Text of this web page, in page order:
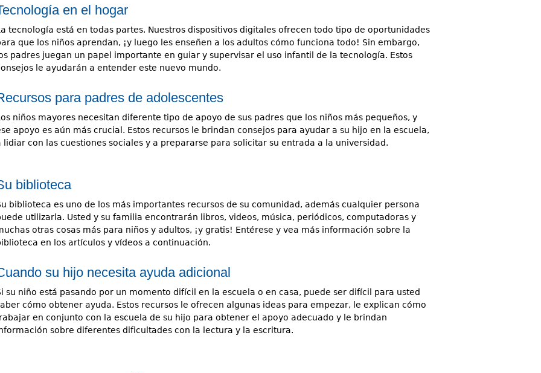
en el hogar
tecnología está en todas partes. Nuestros dispositivos digitales ofrecen todo tipo de oportunidades
que los niños aprendan, ¡y luego les enseñen a los adultos cómo funciona todo! Sin embargo,
padres juegan un papel importante en guiar y supervisar el uso infantil de la tecnología. Estos
le ayudarán a entender este nuevo mundo.
para padres de adolescentes
niños mayores necesitan diferente tipo de apoyo de sus padres que los niños más pequeños, y
apoyo es aún más crucial. Estos recursos le brindan consejos para ayudar a su hijo en la escuela,
lidiar con las cuestiones sociales y a prepararse para solicitar su entrada a la universidad.
biblioteca
biblioteca es uno de los más importantes recursos de su comunidad, además cualquier persona
utilizarla. Usted y su familia encontrarán libros, videos, música, periódicos, computadoras y
otras cosas más para niños y adultos, ¡y gratis! Entérese y vea más información sobre la
en los artículos y vídeos a continuación.
su hijo necesita ayuda adicional
su niño está pasando por un momento difícil en la escuela o en casa, puede ser difícil para usted
cómo obtener ayuda. Estos recursos le ofrecen algunas ideas para empezar, le explican cómo
en conjunto con la escuela de su hijo para obtener el apoyo adecuado y le brindan
sobre diferentes dificultades con la lectura y la escritura.